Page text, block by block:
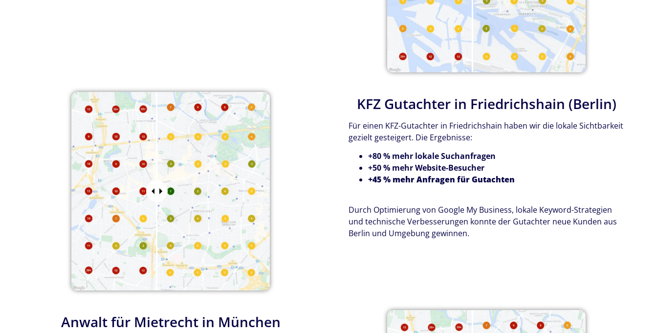
KFZ Gutachter in Friedrichshain (Berlin)
Für einen KFZ-Gutachter in Friedrichshain haben wir die lokale Sichtbarkeit
gezielt gesteigert. Die Ergebnisse:
+80 % mehr lokale Suchanfragen
+50 % mehr Website-Besucher
+45 % mehr Anfragen für Gutachten
Durch Optimierung von Google My Business, lokale Keyword-Strategien
und technische Verbesserungen konnte der Gutachter neue Kunden aus
Berlin und Umgebung gewinnen.
Anwalt für Mietrecht in München